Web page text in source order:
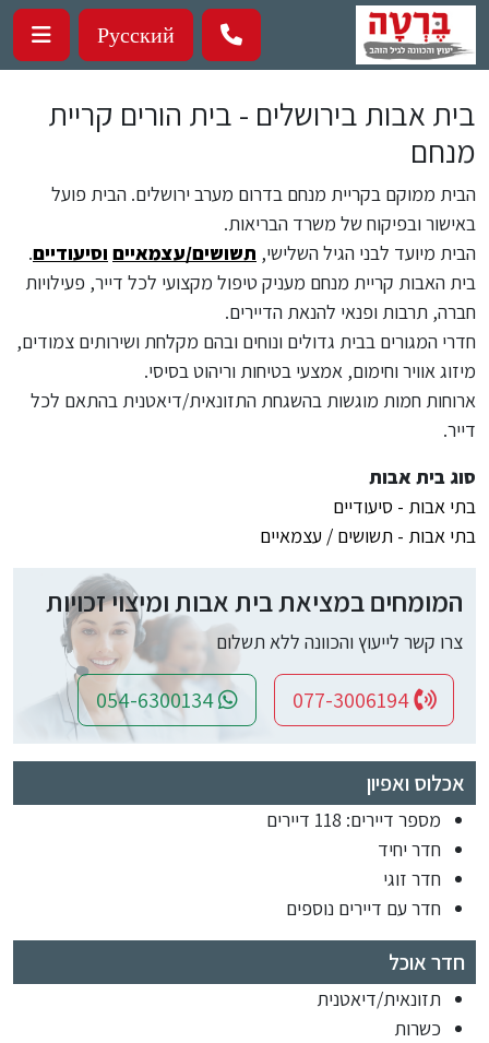
דילוג לתוכן העיקרי
Русский
בית אבות בירושלים - בית הורים קריית
מנחם
הבית ממוקם בקריית מנחם בדרום מערב ירושלים. הבית פועל
באישור ובפיקוח של משרד הבריאות.
הבית מיועד לבני הגיל השלישי, תשושים/עצמאיים וסיעודיים.
בית האבות קריית מנחם מעניק טיפול מקצועי לכל דייר, פעילויות
חברה, תרבות ופנאי להנאת הדיירים.
חדרי המגורים בבית גדולים ונוחים ובהם מקלחת ושירותים צמודים,
מיזוג אוויר וחימום, אמצעי בטיחות וריהוט בסיסי.
ארוחות חמות מוגשות בהשגחת התזונאית/דיאטנית בהתאם לכל
דייר.
סוג בית אבות
בתי אבות - סיעודיים
בתי אבות - תשושים / עצמאיים
המומחים במציאת בית אבות ומיצוי זכויות
צרו קשר לייעוץ והכוונה ללא תשלום
אכלוס ואפיון
מספר דיירים: 118 דיירים
חדר יחיד
חדר זוגי
חדר עם דיירים נוספים
חדר אוכל
תזונאית/דיאטנית
כשרות